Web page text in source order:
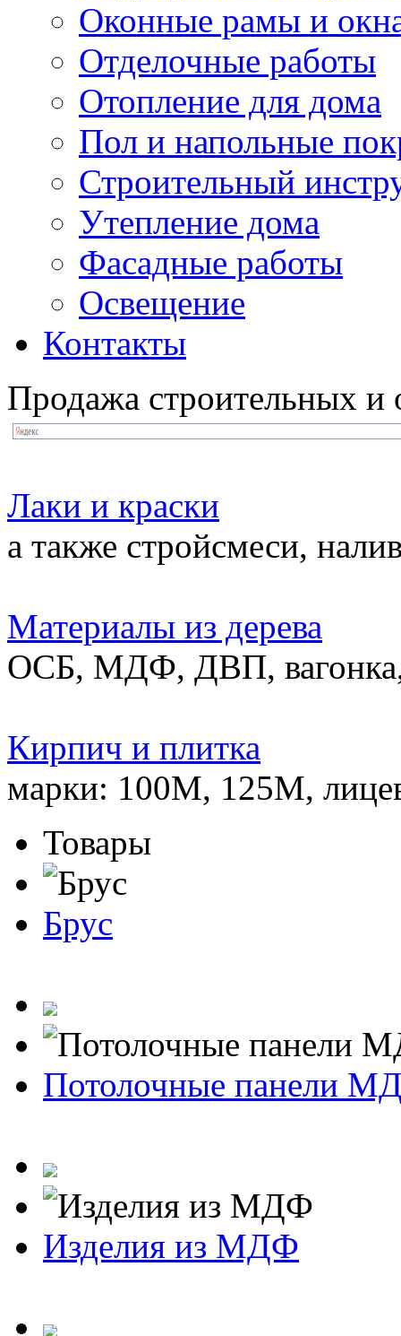
Оконные рамы и
Отделочные работы
Отопление для дома
Пол и напольные
Строительный
Утепление дома
Фасадные работы
Освещение
Контакты
Продажа строительных и
Лаки и краски
а также стройсмеси,
Материалы из дерева
ОСБ, МДФ, ДВП,
Кирпич и плитка
марки: 100М, 125М,
Товары
Брус
Потолочные панели
Изделия из МДФ